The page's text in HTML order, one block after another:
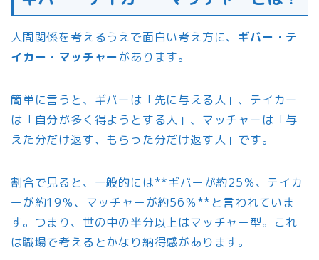
人間関係を考えるうえで面白い考え方に、 ギバー・テ
イカー・マッチャーがあります。
簡単に言うと、ギバーは「先に与える人」、テイカー
は「自分が多く得ようとする人」、マッチャーは「与
えた分だけ返す、もらった分だけ返す人」です。
割合で見ると、一般的には**ギバーが約25％、テイカ
ーが約19％、マッチャーが約56％**と言われていま
す。つまり、世の中の半分以上はマッチャー型。これ
は職場で考えるとかなり納得感があります。